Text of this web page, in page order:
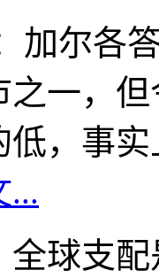
加尔各
之一，
低，事
...
全球支